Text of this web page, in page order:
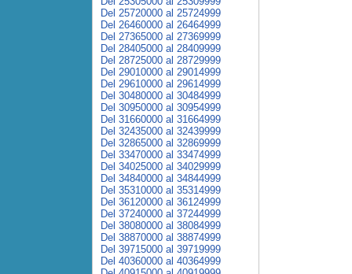
Del 25720000 al 25724999
Del 26460000 al 26464999
Del 27365000 al 27369999
Del 28405000 al 28409999
Del 28725000 al 28729999
Del 29010000 al 29014999
Del 29610000 al 29614999
Del 30480000 al 30484999
Del 30950000 al 30954999
Del 31660000 al 31664999
Del 32435000 al 32439999
Del 32865000 al 32869999
Del 33470000 al 33474999
Del 34025000 al 34029999
Del 34840000 al 34844999
Del 35310000 al 35314999
Del 36120000 al 36124999
Del 37240000 al 37244999
Del 38080000 al 38084999
Del 38870000 al 38874999
Del 39715000 al 39719999
Del 40360000 al 40364999